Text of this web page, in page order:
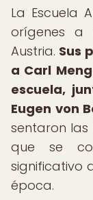
La Escuela
orígenes a
Austria. Sus
a Carl
escuela,
Eugen von
sentaron
que se
significativo
época.